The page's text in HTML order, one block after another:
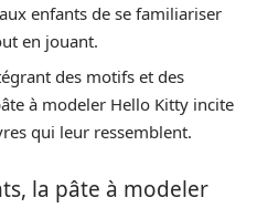
enfants de se familiariser
en jouant.
des motifs et des
à modeler Hello Kitty incite
qui leur ressemblent.
la pâte à modeler